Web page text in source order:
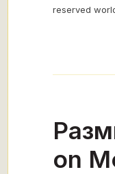
reserved
on